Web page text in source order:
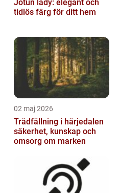
Jotun lady: elegant och
tidlös färg för ditt hem
02 maj 2026
Trädfällning i härjedalen
säkerhet, kunskap och
omsorg om marken